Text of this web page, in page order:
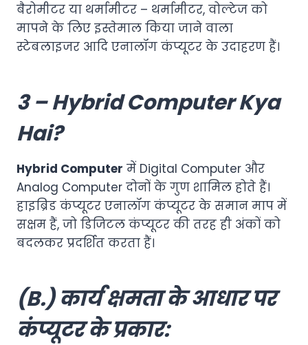
बैरोमीटर या थर्मामीटर – थर्मामीटर, वोल्टेज को
मापने के लिए इस्तेमाल किया जाने वाला
स्टेबलाइजर आदि एनालॉग कंप्यूटर के उदाहरण हैं।
3 – Hybrid Computer Kya
Hai?
Hybrid Computer में Digital Computer और
Analog Computer दोनों के गुण शामिल होते हैं।
हाइब्रिड कंप्यूटर एनालॉग कंप्यूटर के समान माप में
सक्षम हैं, जो डिजिटल कंप्यूटर की तरह ही अंकों को
बदलकर प्रदर्शित करता हैं।
(B.) कार्य क्षमता के आधार पर
कंप्यूटर के प्रकार: